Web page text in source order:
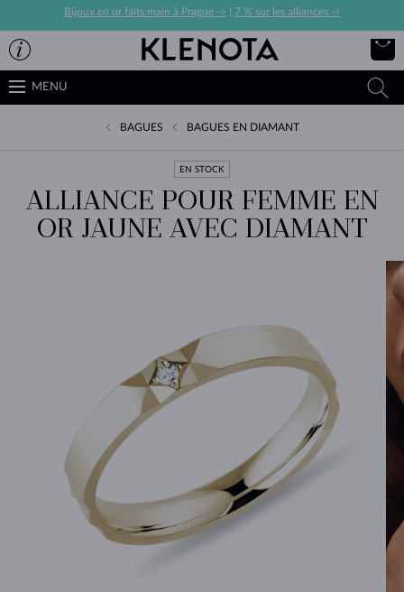
Bijoux en or faits main à Prague -> 7 % sur les alliances ->
MENU
BAGUES BAGUES EN DIAMANT
EN STOCK
ALLIANCE POUR FEMME EN
OR JAUNE AVEC DIAMANT